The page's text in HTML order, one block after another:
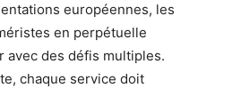
européennes, les
en perpétuelle
avec des défis multiples.
chaque service doit